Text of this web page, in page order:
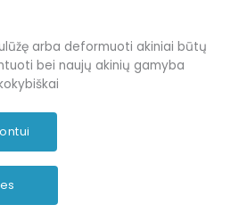
arba deformuoti akiniai būtų
bei naujų akinių gamyba